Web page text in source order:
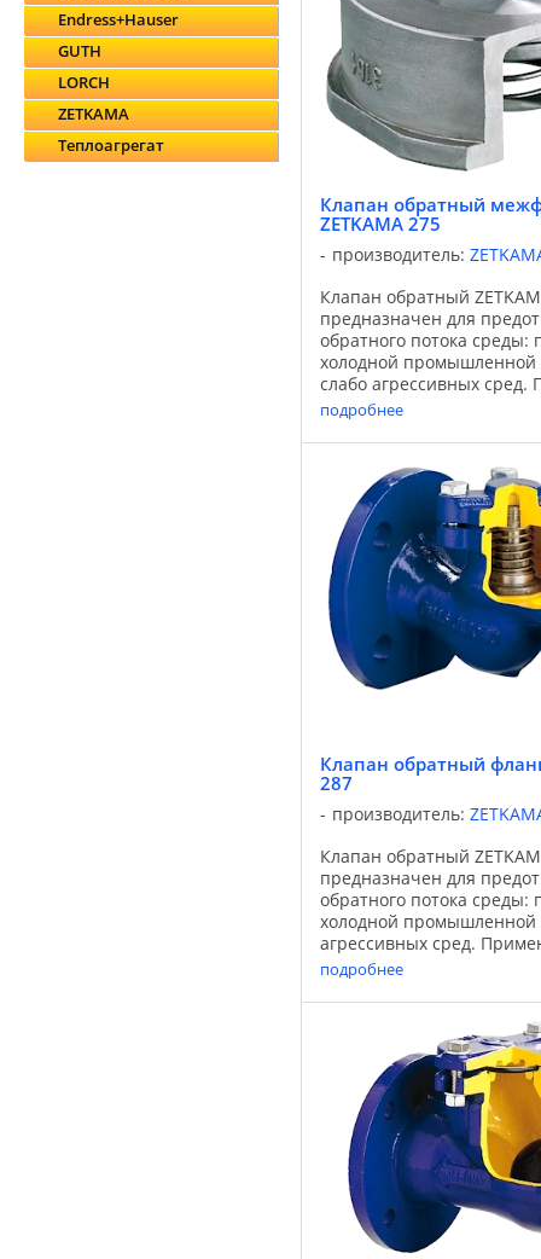
Endress+Hauser
GUTH
LORCH
ZETKAMA
Теплоагрегат
Клапан обратный
ZETKAMA 275
производитель:
Клапан обратный
предназначен для
обратного потока среды:
холодной промышленной
слабо агрессивных сред.
возможно изготовление
без пружины.
подробнее
Клапан обратный
287
производитель:
Клапан обратный
предназначен для
обратного потока среды:
холодной промышленной
агрессивных сред.
водоснабжения,
энергетики,
подробнее